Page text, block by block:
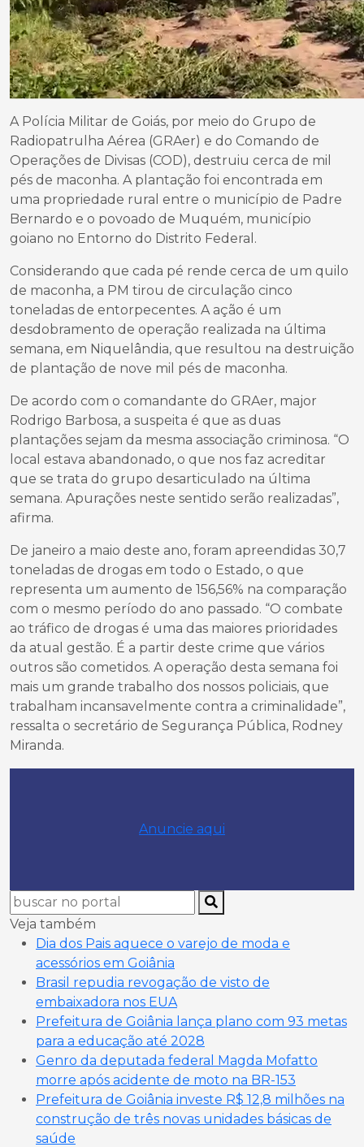
A Polícia Militar de Goiás, por meio do Grupo de
Radiopatrulha Aérea (GRAer) e do Comando de
Operações de Divisas (COD), destruiu cerca de mil
pés de maconha. A plantação foi encontrada em
uma propriedade rural entre o município de Padre
Bernardo e o povoado de Muquém, município
goiano no Entorno do Distrito Federal.
Considerando que cada pé rende cerca de um quilo
de maconha, a PM tirou de circulação cinco
toneladas de entorpecentes. A ação é um
desdobramento de operação realizada na última
semana, em Niquelândia, que resultou na destruição
de plantação de nove mil pés de maconha.
De acordo com o comandante do GRAer, major
Rodrigo Barbosa, a suspeita é que as duas
plantações sejam da mesma associação criminosa. “O
local estava abandonado, o que nos faz acreditar
que se trata do grupo desarticulado na última
semana. Apurações neste sentido serão realizadas”,
afirma.
De janeiro a maio deste ano, foram apreendidas 30,7
toneladas de drogas em todo o Estado, o que
representa um aumento de 156,56% na comparação
com o mesmo período do ano passado. “O combate
ao tráfico de drogas é uma das maiores prioridades
da atual gestão. É a partir deste crime que vários
outros são cometidos. A operação desta semana foi
mais um grande trabalho dos nossos policiais, que
trabalham incansavelmente contra a criminalidade”,
ressalta o secretário de Segurança Pública, Rodney
Miranda.
Anuncie aqui
Veja também
Dia dos Pais aquece o varejo de moda e
acessórios em Goiânia
Brasil repudia revogação de visto de
embaixadora nos EUA
Prefeitura de Goiânia lança plano com 93 metas
para a educação até 2028
Genro da deputada federal Magda Mofatto
morre após acidente de moto na BR-153
Prefeitura de Goiânia investe R$ 12,8 milhões na
construção de três novas unidades básicas de
saúde